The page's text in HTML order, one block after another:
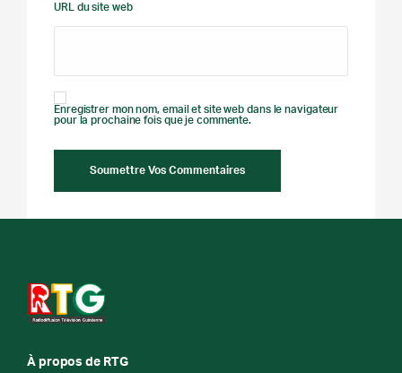
URL du site web
Enregistrer mon nom, email et site web dans le navigateur
pour la prochaine fois que je commente.
À propos de RTG